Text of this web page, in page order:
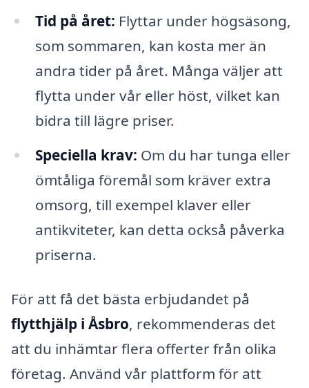
Tid på året: Flyttar under högsäsong,
som sommaren, kan kosta mer än
andra tider på året. Många väljer att
flytta under vår eller höst, vilket kan
bidra till lägre priser.
Speciella krav: Om du har tunga eller
ömtåliga föremål som kräver extra
omsorg, till exempel klaver eller
antikviteter, kan detta också påverka
priserna.
För att få det bästa erbjudandet på
flytthjälp i Åsbro, rekommenderas det
att du inhämtar flera offerter från olika
företag. Använd vår plattform för att